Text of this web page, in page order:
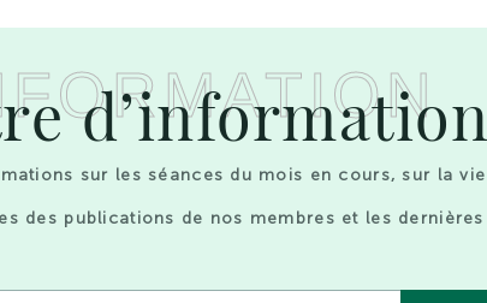
d’information
sur les séances du mois en cours, sur la vie
des publications de nos membres et les